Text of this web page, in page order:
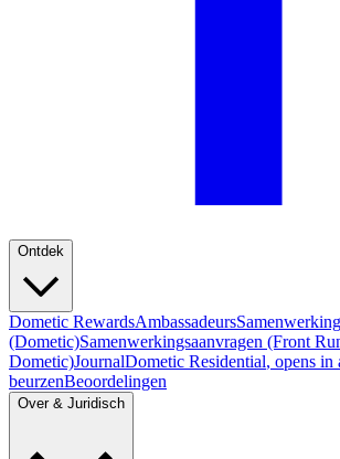
Ontdek
Dometic RewardsAmbassadeurs
(Dometic)Samenwerkingsaanvragen (Front
Dometic)JournalDometic Residential, opens in
beurzenBeoordelingen
Over & Juridisch